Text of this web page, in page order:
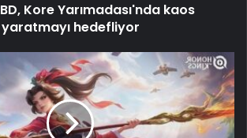
Kore Yarımadası'nda kaos
yaratmayı hedefliyor